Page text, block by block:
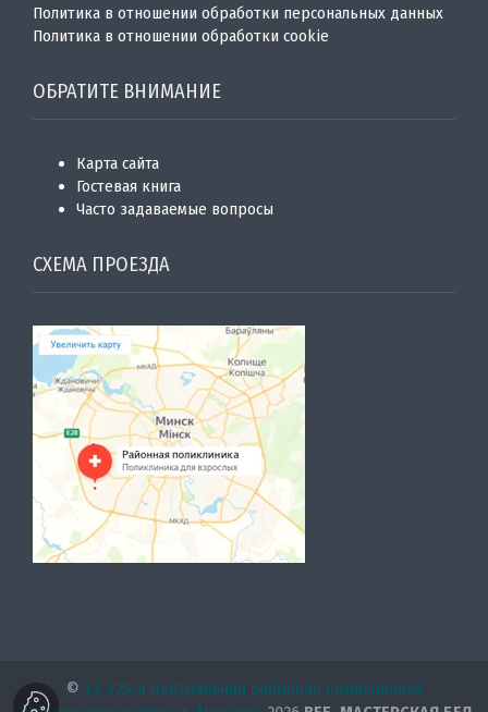
Политика в отношении обработки персональных данных
Политика в отношении обработки cookie
ОБРАТИТЕ ВНИМАНИЕ
Карта сайта
Гостевая книга
Часто задаваемые вопросы
СХЕМА ПРОЕЗДА
© УЗ «25-я центральная районная поликлиника